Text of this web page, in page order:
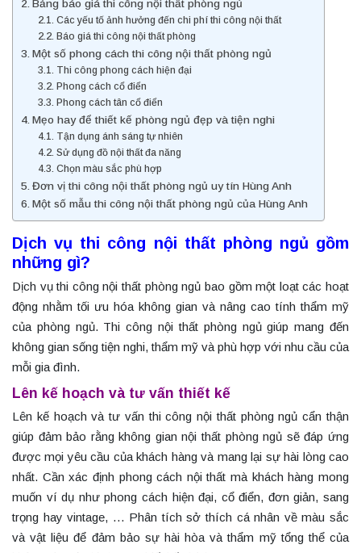
Bảng báo giá thi công nội thất phòng ngủ
Các yếu tố ảnh hưởng đến chi phí thi công nội thất
Báo giá thi công nội thất phòng
Một số phong cách thi công nội thất phòng ngủ
Thi công phong cách hiện đại
Phong cách cổ điển
Phong cách tân cổ điển
Mẹo hay để thiết kế phòng ngủ đẹp và tiện nghi
Tận dụng ánh sáng tự nhiên
Sử dụng đồ nội thất đa năng
Chọn màu sắc phù hợp
Đơn vị thi công nội thất phòng ngủ uy tín Hùng Anh
Một số mẫu thi công nội thất phòng ngủ của Hùng Anh
Dịch vụ thi công nội thất phòng ngủ gồm
những gì?
Dịch vụ thi công nội thất phòng ngủ bao gồm một loạt các hoạt
động nhằm tối ưu hóa không gian và nâng cao tính thẩm mỹ
của phòng ngủ. Thi công nội thất phòng ngủ giúp mang đến
không gian sống tiện nghi, thẩm mỹ và phù hợp với nhu cầu của
mỗi gia đình.
Lên kế hoạch và tư vấn thiết kế
Lên kế hoạch và tư vấn thi công nội thất phòng ngủ cẩn thận
giúp đảm bảo rằng không gian nội thất phòng ngủ sẽ đáp ứng
được mọi yêu cầu của khách hàng và mang lại sự hài lòng cao
nhất. Cần xác định phong cách nội thất mà khách hàng mong
muốn ví dụ như phong cách hiện đại, cổ điển, đơn giản, sang
trọng hay vintage, … Phân tích sở thích cá nhân về màu sắc
và vật liệu để đảm bảo sự hài hòa và thẩm mỹ tổng thể của